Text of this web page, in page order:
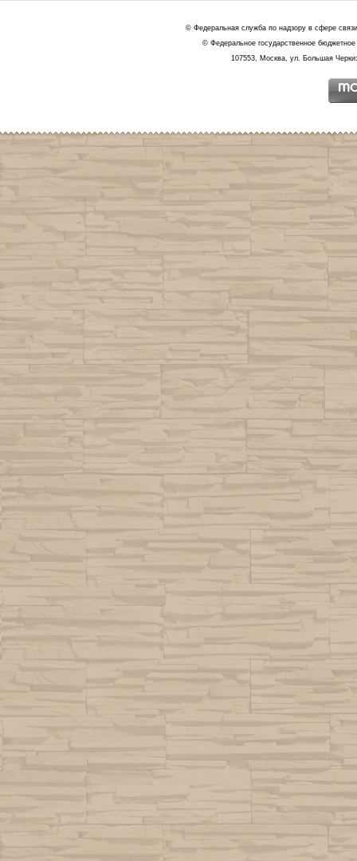
© Федеральная служба по надзору в сфере
© Федеральное государственное
107553, Москва, ул. Большая